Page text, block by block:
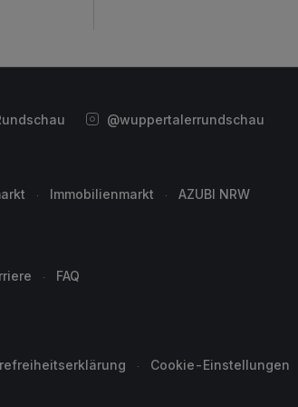
@wuppertalerrundschau
Immobilienmarkt AZUBI NRW
FAQ
Cookie-Einstellungen